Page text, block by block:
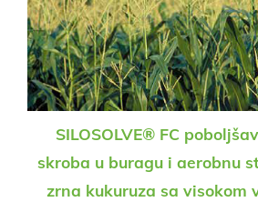
SILOSOLVE® FC
skroba u buragu i aerobnu
zrna kukuruza sa visokom